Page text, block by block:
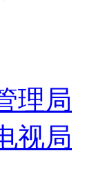
理局
视局